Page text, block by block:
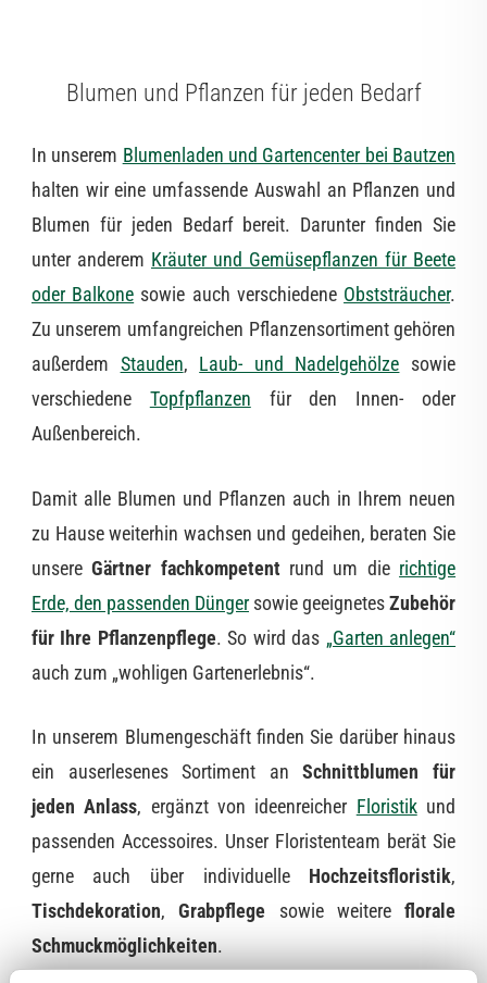
Blumen und Pflanzen für jeden Bedarf
In unserem Blumenladen und Gartencenter bei Bautzen
halten wir eine umfassende Auswahl an Pflanzen und
Blumen für jeden Bedarf bereit. Darunter finden Sie
unter anderem Kräuter und Gemüsepflanzen für Beete
oder Balkone sowie auch verschiedene Obststräucher.
Zu unserem umfangreichen Pflanzensortiment gehören
außerdem Stauden, Laub- und Nadelgehölze sowie
verschiedene Topfpflanzen für den Innen- oder
Außenbereich.
Damit alle Blumen und Pflanzen auch in Ihrem neuen
zu Hause weiterhin wachsen und gedeihen, beraten Sie
unsereGärtner fachkompetent rund um die richtige
Erde, den passenden Dünger sowie geeignetesZubehör
für Ihre Pflanzenpflege. So wird das „Garten anlegen“
auch zum „wohligen Gartenerlebnis“.
In unserem Blumengeschäft finden Sie darüber hinaus
ein auserlesenes Sortiment anSchnittblumen für
jeden Anlass, ergänzt von ideenreicher Floristikund
passenden Accessoires. Unser Floristenteam berät Sie
gerne auch über individuelle Hochzeitsfloristik,
Tischdekoration,Grabpflege sowie weitereflorale
Schmuckmöglichkeiten.